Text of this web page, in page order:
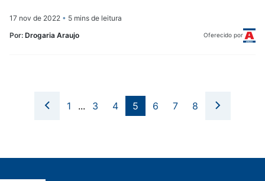
17 nov de 2022 • 5 mins de leitura
Por: Drogaria Araujo Oferecido por
1 ... 3 4 5 6 7 8